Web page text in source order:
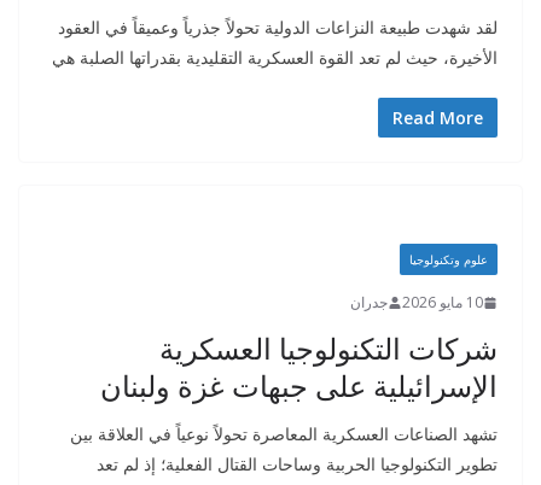
لقد شهدت طبيعة النزاعات الدولية تحولاً جذرياً وعميقاً في العقود
الأخيرة، حيث لم تعد القوة العسكرية التقليدية بقدراتها الصلبة هي
Read More
علوم وتكنولوجيا
10 مايو 2026 جدران
شركات التكنولوجيا العسكرية
الإسرائيلية على جبهات غزة ولبنان
تشهد الصناعات العسكرية المعاصرة تحولاً نوعياً في العلاقة بين
تطوير التكنولوجيا الحربية وساحات القتال الفعلية؛ إذ لم تعد